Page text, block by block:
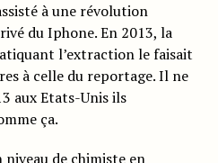
à une révolution
du Iphone. En 2013, la
l’extraction le faisait
à celle du reportage. Il ne
aux Etats-Unis ils
ça.
de chimiste en